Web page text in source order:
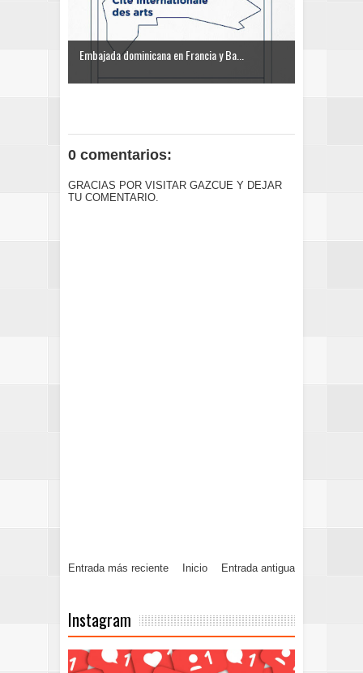
Embajada dominicana en Francia y Ba...
0 comentarios:
GRACIAS POR VISITAR GAZCUE Y DEJAR
TU COMENTARIO.
Entrada más reciente Entrada antigua
Inicio
Instagram